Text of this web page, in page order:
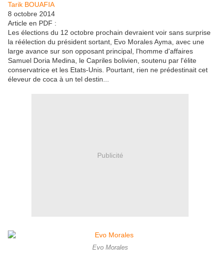
Tarik BOUAFIA
8 octobre 2014
Article en PDF :
Les élections du 12 octobre prochain devraient voir sans surprise
la réélection du président sortant, Evo Morales Ayma, avec une
large avance sur son opposant principal, l'homme d'affaires
Samuel Doria Medina, le Capriles bolivien, soutenu par l'élite
conservatrice et les Etats-Unis. Pourtant, rien ne prédestinait cet
éleveur de coca à un tel destin...
Publicité
Evo Morales